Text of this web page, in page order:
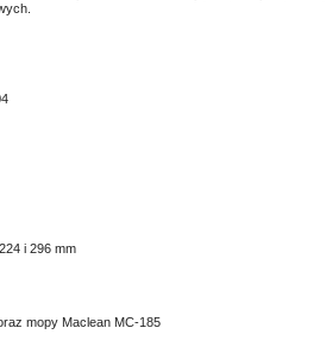
i 296 mm
mopy Maclean MC-185